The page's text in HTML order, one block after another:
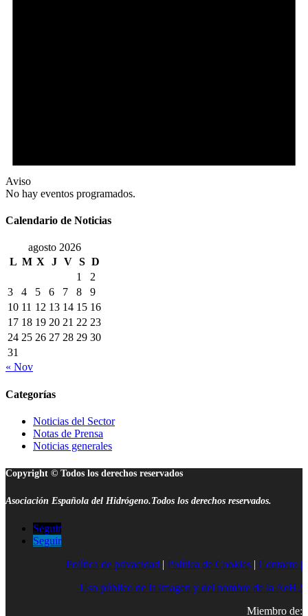
Aviso
No hay eventos programados.
Calendario de Noticias
agosto 2026
L M X J V S D
1
2
3
4 5 6 7 8
9
10 11 12 13 14 15 16
17 18 19 20 21 22 23
24 25 26 27 28 29 30
31
« Nov
Categorías
Noticias del Sector
Notas de Prensa
Noticias generales
Copyright © Todos los derechos reservados
Asociación Española del Hidrógeno.Todos los derechos reservados.
Seguir
Seguir
Política de privacidad | Política de Cookies | Contacto |
Uso público de la imagen y del nombre de la AeH2
Miembro de: